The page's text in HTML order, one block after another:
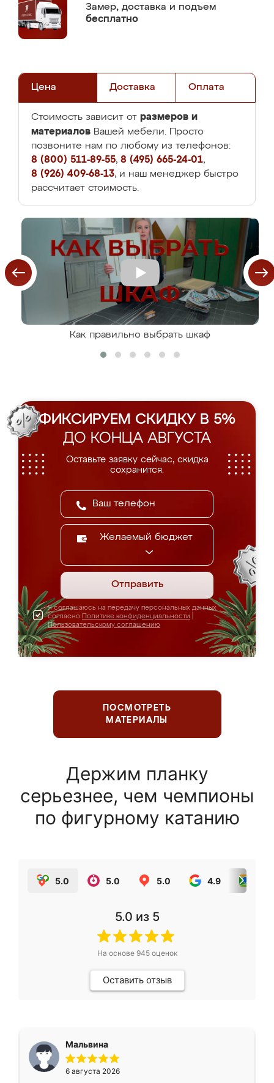
Замер, доставка и подъем
бесплатно
Цена Доставка Оплата
Стоимость зависит от размеров и
материалов Вашей мебели. Просто
позвоните нам по любому из телефонов:
8 (800) 511-89-55, 8 (495) 665-24-01,
8 (926) 409-68-13, и наш менеджер быстро
рассчитает стоимость.
Как правильно выбрать шкаф
ФИКСИРУЕМ СКИДКУ В 5%
ДО КОНЦА АВГУСТА
Оставьте заявку сейчас, скидка
сохранится.
Желаемый бюджет
Отправить
Я соглашаюсь на передачу персональных данных
согласно Политике конфиденциальности
Пользовательскому соглашению
ПОСМОТРЕТЬ
МАТЕРИАЛЫ
Держим планку
серьезнее, чем чемпионы
по фигурному катанию
5.0 5.0 5.0 4.9
5.0 из 5
На основе 945оценок
Оставить отзыв
Мальвина
6 августа 2026